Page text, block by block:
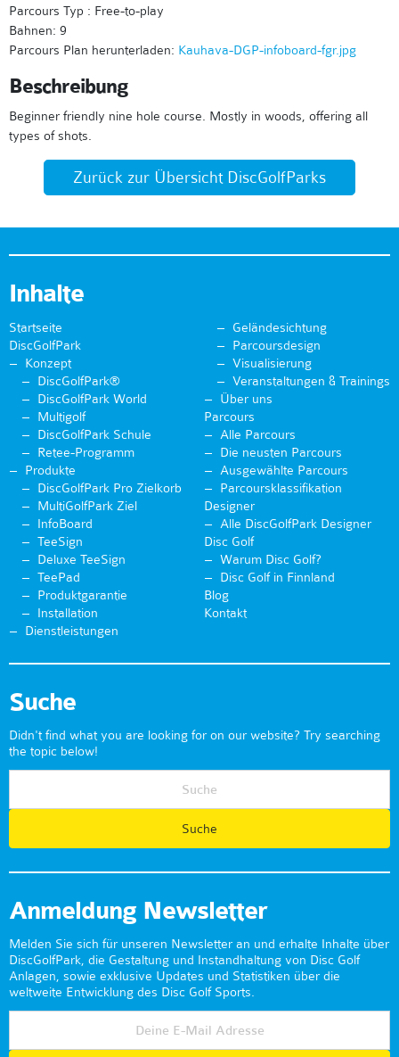
Parcours Typ : Free-to-play
Bahnen: 9
Parcours Plan herunterladen: Kauhava-DGP-infoboard-fgr.jpg
Beschreibung
Beginner friendly nine hole course. Mostly in woods, offering all
types of shots.
Zurück zur Übersicht DiscGolfParks
Inhalte
Startseite
DiscGolfPark
Konzept
DiscGolfPark®
DiscGolfPark World
Multigolf
DiscGolfPark Schule
Retee-Programm
Produkte
DiscGolfPark Pro Zielkorb
MultiGolfPark Ziel
InfoBoard
TeeSign
Deluxe TeeSign
TeePad
Produktgarantie
Installation
Dienstleistungen
Geländesichtung
Parcoursdesign
Visualisierung
Veranstaltungen & Trainings
Über uns
Parcours
Alle Parcours
Die neusten Parcours
Ausgewählte Parcours
Parcoursklassifikation
Designer
Alle DiscGolfPark Designer
Disc Golf
Warum Disc Golf?
Disc Golf in Finnland
Blog
Kontakt
Suche
Didn't find what you are looking for on our website? Try searching
the topic below!
Anmeldung Newsletter
Melden Sie sich für unseren Newsletter an und erhalte Inhalte über
DiscGolfPark, die Gestaltung und Instandhaltung von Disc Golf
Anlagen, sowie exklusive Updates und Statistiken über die
weltweite Entwicklung des Disc Golf Sports.